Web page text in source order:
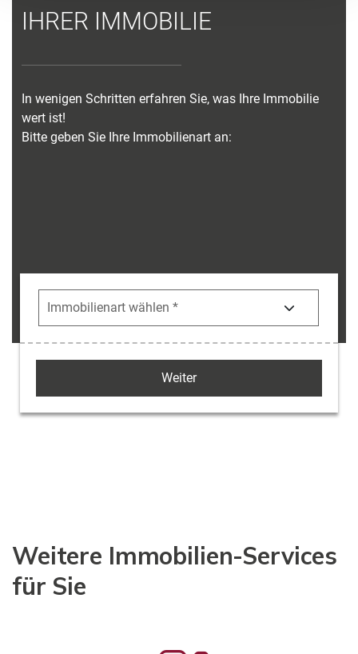
Weitere Immobilien-Services
für Sie